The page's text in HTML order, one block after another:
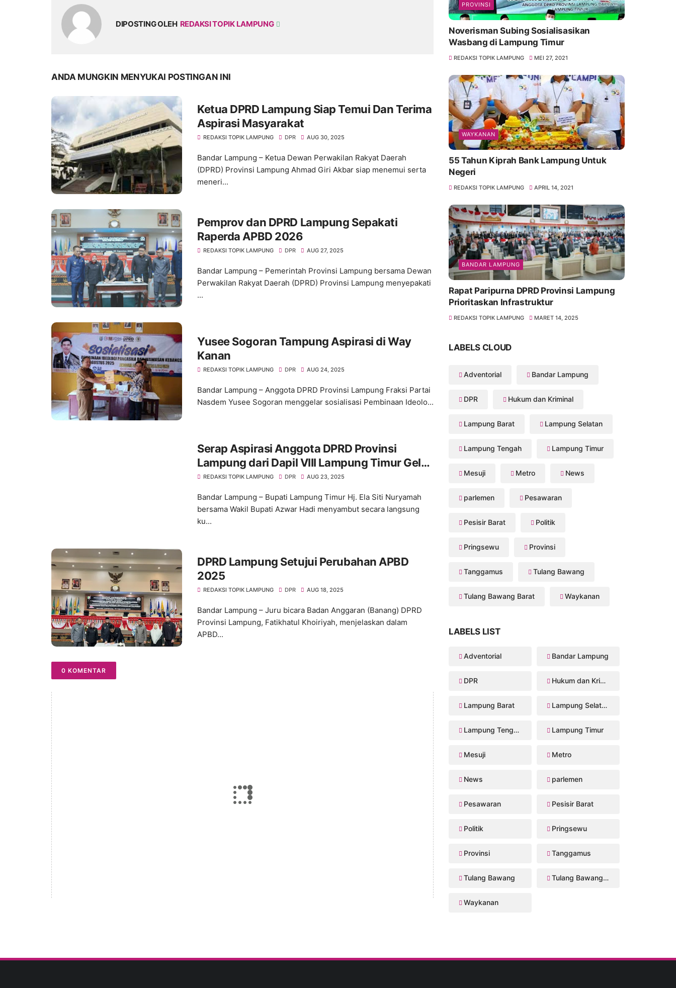
DIPOSTING OLEH REDAKSI TOPIK LAMPUNG
ANDA MUNGKIN MENYUKAI POSTINGAN INI
Ketua DPRD Lampung Siap Temui Dan Terima
Aspirasi Masyarakat
REDAKSI TOPIK LAMPUNG DPR AUG 30, 2025
Bandar Lampung – Ketua Dewan Perwakilan Rakyat Daerah
(DPRD) Provinsi Lampung Ahmad Giri Akbar siap menemui serta
meneri...
Pemprov dan DPRD Lampung Sepakati
Raperda APBD 2026
REDAKSI TOPIK LAMPUNG DPR AUG 27, 2025
Bandar Lampung – Pemerintah Provinsi Lampung bersama Dewan
Perwakilan Rakyat Daerah (DPRD) Provinsi Lampung menyepakati
...
Yusee Sogoran Tampung Aspirasi di Way
Kanan
REDAKSI TOPIK LAMPUNG DPR AUG 24, 2025
Bandar Lampung – Anggota DPRD Provinsi Lampung Fraksi Partai
Nasdem Yusee Sogoran menggelar sosialisasi Pembinaan Ideolo...
Serap Aspirasi Anggota DPRD Provinsi
Lampung dari Dapil VIII Lampung Timur Gelar
Reses
REDAKSI TOPIK LAMPUNG DPR AUG 23, 2025
Bandar Lampung – Bupati Lampung Timur Hj. Ela Siti Nuryamah
bersama Wakil Bupati Azwar Hadi menyambut secara langsung
ku...
DPRD Lampung Setujui Perubahan APBD
2025
REDAKSI TOPIK LAMPUNG DPR AUG 18, 2025
Bandar Lampung – Juru bicara Badan Anggaran (Banang) DPRD
Provinsi Lampung, Fatikhatul Khoiriyah, menjelaskan dalam
APBD...
0 KOMENTAR
PROVINSI
Noverisman Subing Sosialisasikan
Wasbang di Lampung Timur
REDAKSI TOPIK LAMPUNG MEI 27, 2021
WAYKANAN
55 Tahun Kiprah Bank Lampung Untuk
Negeri
REDAKSI TOPIK LAMPUNG APRIL 14, 2021
BANDAR LAMPUNG
Rapat Paripurna DPRD Provinsi Lampung
Prioritaskan Infrastruktur
REDAKSI TOPIK LAMPUNG MARET 14, 2025
LABELS CLOUD
Adventorial Bandar Lampung
DPR Hukum dan Kriminal
Lampung Barat Lampung Selatan
Lampung Tengah Lampung Timur
Mesuji Metro News
parlemen Pesawaran
Pesisir Barat Politik
Pringsewu Provinsi
Tanggamus Tulang Bawang
Tulang Bawang Barat Waykanan
LABELS LIST
Adventorial Bandar Lampung
DPR Hukum dan Kriminal
Lampung Barat Lampung Selatan
Lampung Tengah Lampung Timur
Mesuji Metro
News parlemen
Pesawaran Pesisir Barat
Politik Pringsewu
Provinsi Tanggamus
Tulang Bawang Tulang Bawang Barat
Waykanan